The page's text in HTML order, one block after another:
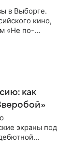
в Выборге.
кино,
«Не по-
как
экраны под